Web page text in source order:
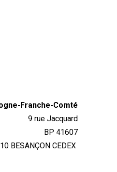
Franche-Comté
9 rue Jacquard
BP 41607
BESANÇON CEDEX